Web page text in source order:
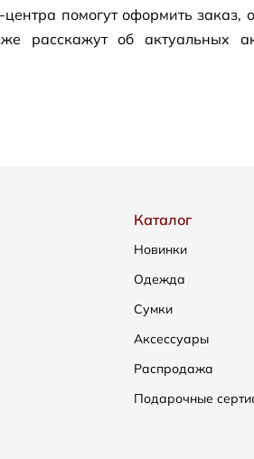
центра помогут оформить заказ,
расскажут об актуальных
Каталог
Новинки
Одежда
Сумки
Аксессуары
Распродажа
Подарочные